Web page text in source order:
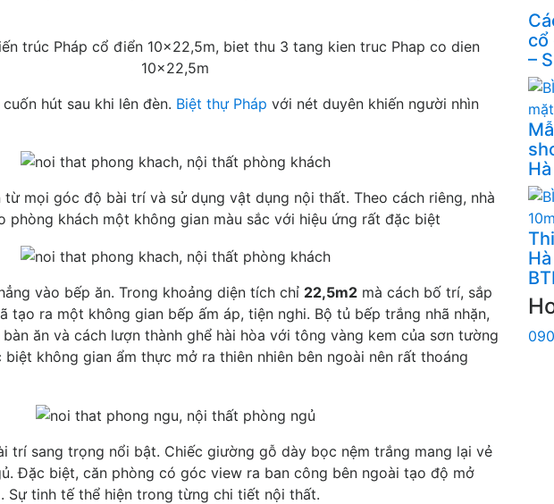
hút sau khi lên đèn. Biệt thự Pháp với nét duyên khiến người nhìn
mọi góc độ bài trí và sử dụng vật dụng nội thất. Theo cách riêng, nhà
phòng khách một không gian màu sắc với hiệu ứng rất đặc biệt
vào bếp ăn. Trong khoảng diện tích chỉ 22,5m2 mà cách bố trí, sắp
tạo ra một không gian bếp ấm áp, tiện nghi. Bộ tủ bếp trắng nhã nhặn,
ăn và cách lượn thành ghể hài hòa với tông vàng kem của sơn tường
không gian ẩm thực mở ra thiên nhiên bên ngoài nên rất thoáng
trí sang trọng nổi bật. Chiếc giường gỗ dày bọc nệm trắng mang lại vẻ
Đặc biệt, căn phòng có góc view ra ban công bên ngoài tạo độ mở
Sự tinh tế thể hiện trong từng chi tiết nội thất.
cổ
–